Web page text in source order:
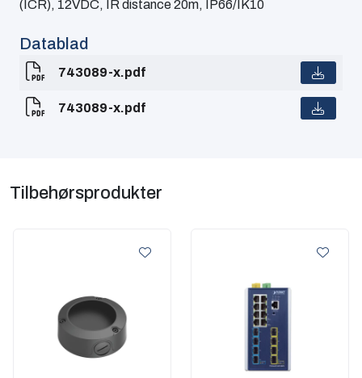
(ICR), 12VDC, IR distance 20m, IP66/IK10
Datablad
743089-x.pdf
743089-x.pdf
Tilbehørsprodukter